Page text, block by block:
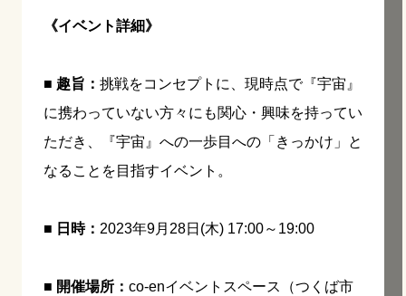
《イベント詳細》
■ 趣旨： 挑戦をコンセプトに、現時点で『宇宙』
に携わっていない方々にも関心・興味を持ってい
ただき、『宇宙』への一歩目への「きっかけ」と
なることを目指すイベント。
■ 日時： 2023年9月28日(木) 17:00～19:00
■ 開催場所： co-enイベントスペース（つくば市